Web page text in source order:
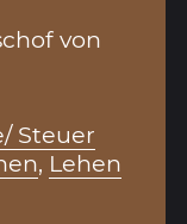
von
Steuer
, Lehen